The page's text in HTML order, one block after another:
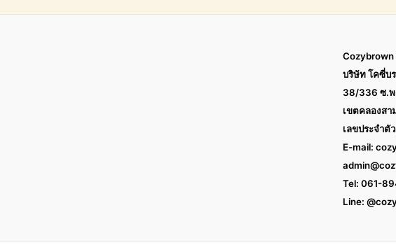
Cozybrown
บริษัท โคซี่บ
38/336 ซ.พ
เขตคลองสา
เลขประจำตั
E-mail:
Tel: 061-
Line: